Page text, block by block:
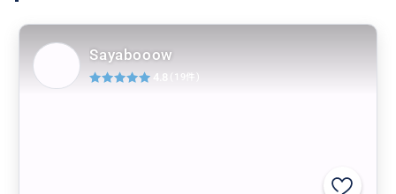
Sayabooow
4.8 (19件)